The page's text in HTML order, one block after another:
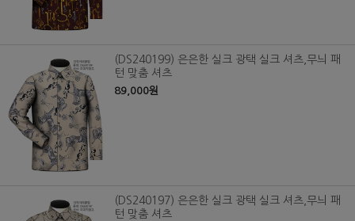
(DS240199) 은은한 실크 광택 실크 셔츠,무늬 패
턴 맞춤 셔츠
89,000원
(DS240197) 은은한 실크 광택 실크 셔츠,무늬 패
턴 맞춤 셔츠